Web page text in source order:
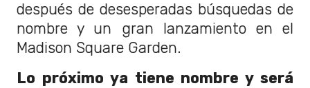
después de desesperadas búsquedas de
nombre y un gran lanzamiento en el
Madison Square Garden.
Lo próximo ya tiene nombre y será